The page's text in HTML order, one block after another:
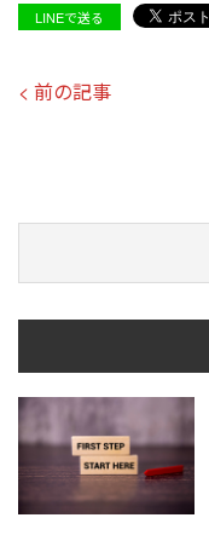
LINEで送る
< 前の記事